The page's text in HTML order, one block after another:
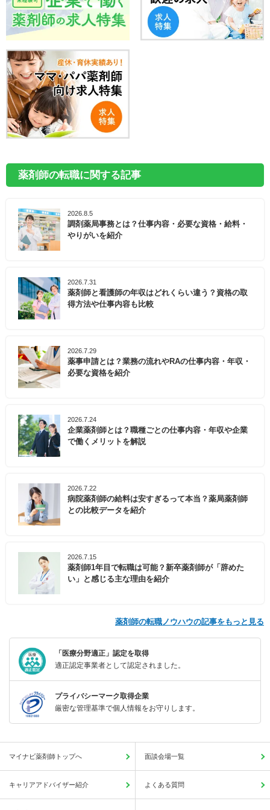
薬剤師の転職に関する記事
2026.8.5
調剤薬局事務とは？仕事内容・必要な資格・給料・
やりがいを紹介
2026.7.31
薬剤師と看護師の年収はどれくらい違う？資格の取
得方法や仕事内容も比較
2026.7.29
薬事申請とは？業務の流れやRAの仕事内容・年収・
必要な資格を紹介
2026.7.24
企業薬剤師とは？職種ごとの仕事内容・年収や企業
で働くメリットを解説
2026.7.22
病院薬剤師の給料は安すぎるって本当？薬局薬剤師
との比較データを紹介
2026.7.15
薬剤師1年目で転職は可能？新卒薬剤師が「辞めた
い」と感じる主な理由を紹介
薬剤師の転職ノウハウの記事をもっと見る
「医療分野適正」認定を取得
適正認定事業者として認定されました。
プライバシーマーク取得企業
厳密な管理基準で個人情報をお守りします。
マイナビ薬剤師トップへ 面談会場一覧
キャリアアドバイザー紹介 よくある質問